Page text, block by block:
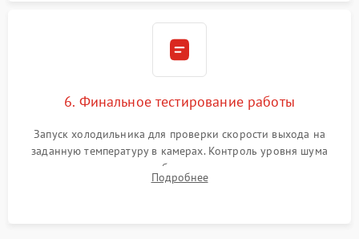
6. Финальное тестирование работы
Запуск холодильника для проверки скорости выхода на
заданную температуру в камерах. Контроль уровня шума
компрессора, отсутствия обмерзания стенок и корректного
срабатывания системы автоматической оттайки.
Подробнее